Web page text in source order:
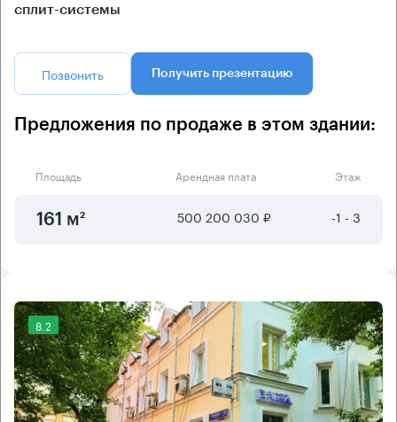
сплит-системы
Позвонить Получить презентацию
Предложения по продаже в этом здании:
Площадь Арендная плата Этаж
161 м² 500 200 030 ₽ -1 - 3
8.2